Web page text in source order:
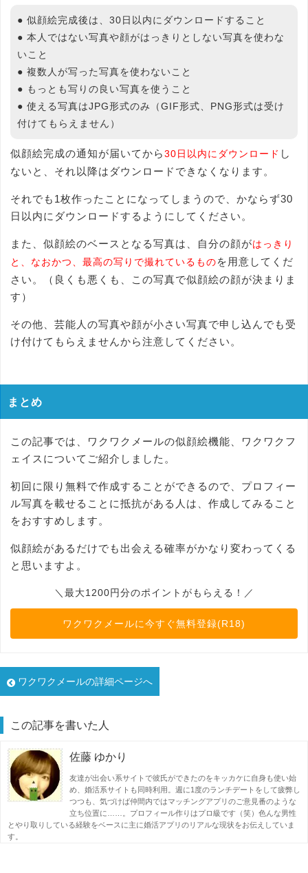
● 似顔絵完成後は、30日以内にダウンロードすること
● 本人ではない写真や顔がはっきりとしない写真を使わな
いこと
● 複数人が写った写真を使わないこと
● もっとも写りの良い写真を使うこと
● 使える写真はJPG形式のみ（GIF形式、PNG形式は受け
付けてもらえません）
似顔絵完成の通知が届いてから30日以内にダウンロード し
ないと、それ以降はダウンロードできなくなります。
それでも1枚作ったことになってしまうので、かならず30
日以内にダウンロードするようにしてください。
また、似顔絵のベースとなる写真は、自分の顔がはっきり
と、なおかつ、最高の写りで撮れているものを用意してくだ
さい。（良くも悪くも、この写真で似顔絵の顔が決まりま
す）
その他、芸能人の写真や顔が小さい写真で申し込んでも受
け付けてもらえませんから注意してください。
まとめ
この記事では、ワクワクメールの似顔絵機能、ワクワクフ
ェイスについてご紹介しました。
初回に限り無料で作成することができるので、プロフィー
ル写真を載せることに抵抗がある人は、作成してみること
をおすすめします。
似顔絵があるだけでも出会える確率がかなり変わってくる
と思いますよ。
＼最大1200円分のポイントがもらえる！／
ワクワクメールに今すぐ無料登録(R18)
ワクワクメールの詳細ページへ
この記事を書いた人
佐藤 ゆかり
友達が出会い系サイトで彼氏ができたのをキッカケに自身も使い始
め、婚活系サイトも同時利用。週に1度のランチデートをして疲弊し
つつも、気づけば仲間内ではマッチングアプリのご意見番のような
立ち位置に……。プロフィール作りはプロ級です（笑）色んな男性
とやり取りしている経験をベースに主に婚活アプリのリアルな現状をお伝えしていま
す。